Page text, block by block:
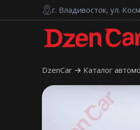
г. Владивосток, ул.
DzenCar Каталог